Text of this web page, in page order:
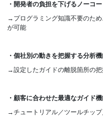
・開発者の負担を下げるノーコ
→プログラミング知識不要のた
が可能
・個社別の動きを把握する分析
→設定したガイドの離脱箇所の把
・顧客に合わせた最適なガイド
→チュートリアル／ツールチッ